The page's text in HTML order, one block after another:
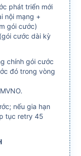
phát triển mới
nội mạng +
gói cước)
cước dài kỳ
chính gói cước
đó trong vòng
nếu gia hạn
tục retry 45